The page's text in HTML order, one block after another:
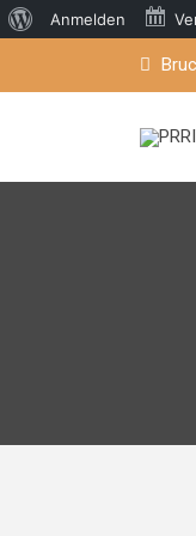
Über
Anmelden